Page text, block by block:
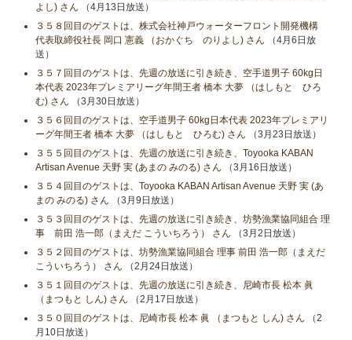
よし) さん （4月13日放送）
３５８回目のゲストは、株式会社神戸ウォーターフロント開発機構
代表取締役社長 岡口 憲義 （おかぐち のりよし) さん （4月6日放
送）
３５７回目のゲストは、先週の放送に引き続き、空手道男子 60kg日
本代表 2023年プレミアリーグ年間王者 橋本 大夢 （はしもと ひろ
む) さん （3月30日放送）
３５６回目のゲストは、空手道男子 60kg日本代表 2023年プレミアリ
ーグ年間王者 橋本 大夢 （はしもと ひろむ) さん （3月23日放送）
３５５回目のゲストは、先週の放送に引き続き、Toyooka KABAN
Artisan Avenue 天野 実 (あまの みのる) さん （3月16日放送）
３５４回目のゲストは、Toyooka KABAN Artisan Avenue 天野 実 (あ
まの みのる) さん （3月9日放送）
３５３回目のゲストは、先週の放送に引き続き、坊勢漁業協同組合 理
事 前田 浩一郎（まえだ こういちろう） さん （3月2日放送）
３５２回目のゲストは、坊勢漁業協同組合 理事 前田 浩一郎（まえだ
こういちろう） さん （2月24日放送）
３５１回目のゲストは、先週の放送に引き続き、尼崎市長 松本 眞
（まつもと しん) さん （2月17日放送）
３５０回目のゲストは、尼崎市長 松本 眞 （まつもと しん) さん （2
月10日放送）